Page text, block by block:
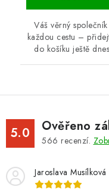
Váš věrný
každou cestu –
do košíku ještě
5.0 Ověřeno
566 recenzí.
Jaroslava Musílková